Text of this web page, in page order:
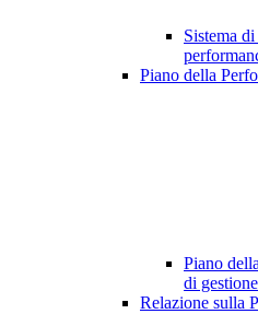
Sistema
Piano della
Piano
di gestione
Relazione sulla